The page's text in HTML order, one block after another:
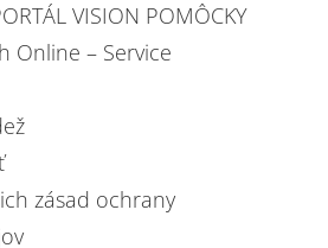
VISION POMÔCKY
Online – Service
zásad ochrany